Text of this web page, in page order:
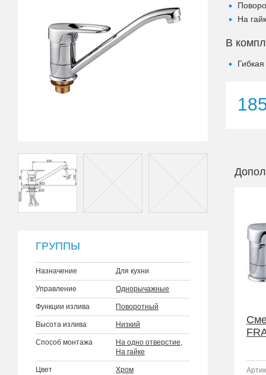
ГРУППЫ
Назначение Для кухни
Управление Однорычажные
Функции излива Поворотный
Высота излива Низкий
Способ монтажа На одно отверстие,
На гайке
Цвет Хром
На
В